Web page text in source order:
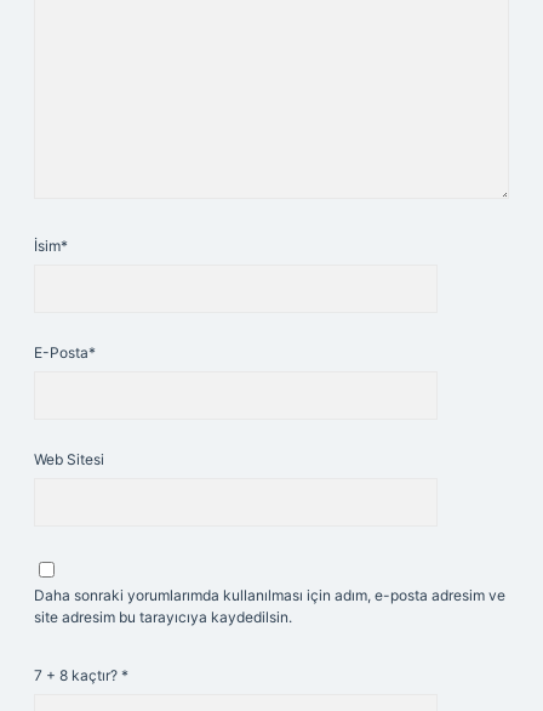
İsim*
E-Posta*
Web Sitesi
Daha sonraki yorumlarımda kullanılması için adım, e-posta adresim ve
site adresim bu tarayıcıya kaydedilsin.
7 + 8 kaçtır? *